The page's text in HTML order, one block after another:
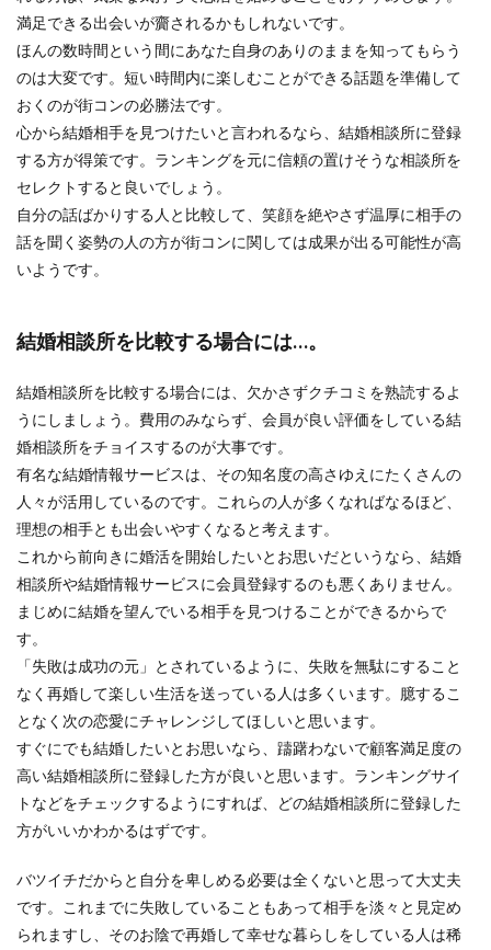
満足できる出会いが齎されるかもしれないです。
ほんの数時間という間にあなた自身のありのままを知ってもらう
のは大変です。短い時間内に楽しむことができる話題を準備して
おくのが街コンの必勝法です。
心から結婚相手を見つけたいと言われるなら、結婚相談所に登録
する方が得策です。ランキングを元に信頼の置けそうな相談所を
セレクトすると良いでしょう。
自分の話ばかりする人と比較して、笑顔を絶やさず温厚に相手の
話を聞く姿勢の人の方が街コンに関しては成果が出る可能性が高
いようです。
結婚相談所を比較する場合には…。
結婚相談所を比較する場合には、欠かさずクチコミを熟読するよ
うにしましょう。費用のみならず、会員が良い評価をしている結
婚相談所をチョイスするのが大事です。
有名な結婚情報サービスは、その知名度の高さゆえにたくさんの
人々が活用しているのです。これらの人が多くなればなるほど、
理想の相手とも出会いやすくなると考えます。
これから前向きに婚活を開始したいとお思いだというなら、結婚
相談所や結婚情報サービスに会員登録するのも悪くありません。
まじめに結婚を望んでいる相手を見つけることができるからで
す。
「失敗は成功の元」とされているように、失敗を無駄にすること
なく再婚して楽しい生活を送っている人は多くいます。臆するこ
となく次の恋愛にチャレンジしてほしいと思います。
すぐにでも結婚したいとお思いなら、躊躇わないで顧客満足度の
高い結婚相談所に登録した方が良いと思います。ランキングサイ
トなどをチェックするようにすれば、どの結婚相談所に登録した
方がいいかわかるはずです。
バツイチだからと自分を卑しめる必要は全くないと思って大丈夫
です。これまでに失敗していることもあって相手を淡々と見定め
られますし、そのお陰で再婚して幸せな暮らしをしている人は稀